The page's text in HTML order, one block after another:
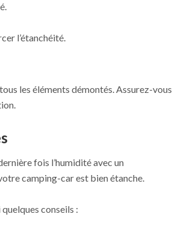
l’étanchéité.
les éléments démontés. Assurez-vous
fois l’humidité avec un
camping-car est bien étanche.
conseils :